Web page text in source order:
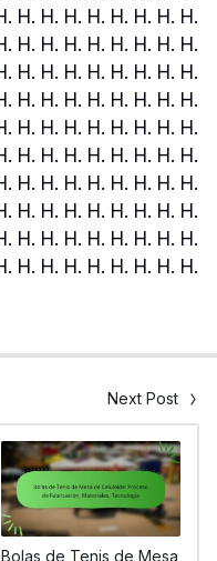
Next Post
Bolas de Tenis de Mesa